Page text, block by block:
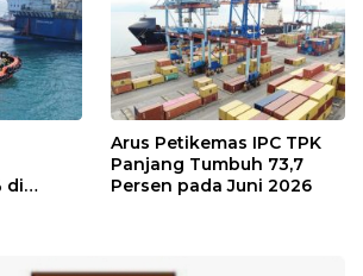
di
Arus Petikemas IPC TPK
Panjang Tumbuh 73,7
Persen pada Juni 2026